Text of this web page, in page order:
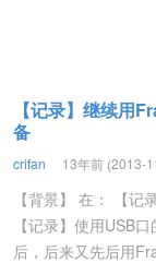
【记录】继续用
备
crifan 13年前 (2013-
【背景】 在： 【
【记录】使用USB
后，后来又先后用